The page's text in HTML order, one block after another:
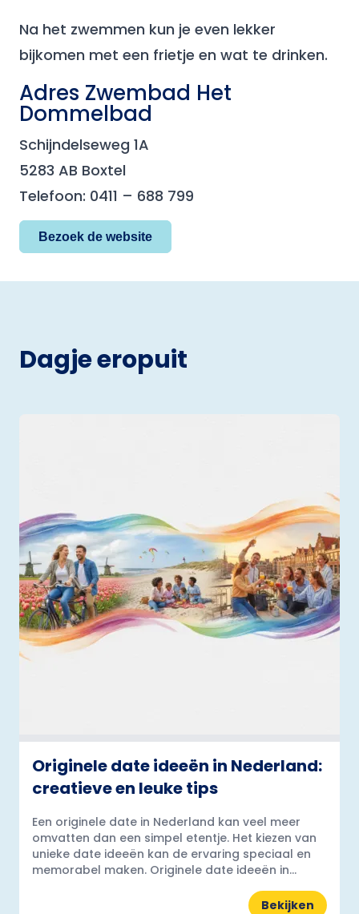
Na het zwemmen kun je even lekker
bijkomen met een frietje en wat te drinken.
Adres Zwembad Het
Dommelbad
Schijndelseweg 1A
5283 AB Boxtel
Telefoon: 0411 – 688 799
Bezoek de website
Dagje eropuit
Originele date ideeën in Nederland:
creatieve en leuke tips
Een originele date in Nederland kan veel meer
omvatten dan een simpel etentje. Het kiezen van
unieke date ideeën kan de ervaring speciaal en
memorabel maken. Originele date ideeën in...
Bekijken